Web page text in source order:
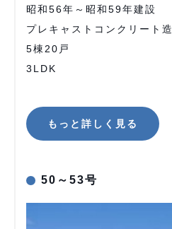
昭和56年～昭和59年建設
プレキャストコンクリート造
5棟20戸
3LDK
もっと詳しく見る
50～53号